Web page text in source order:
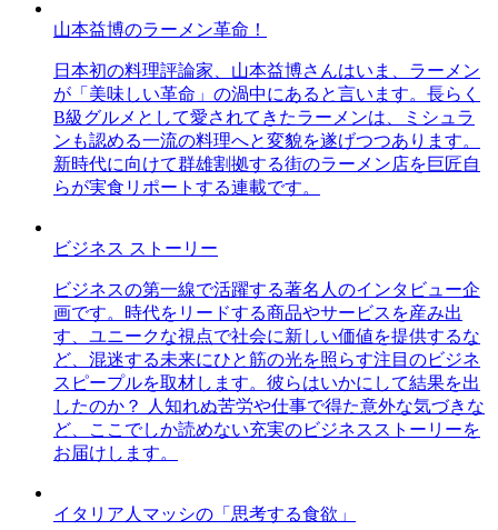
山本益博のラーメン革命！
日本初の料理評論家、山本益博さんはいま、ラーメン
が「美味しい革命」の渦中にあると言います。長らく
B級グルメとして愛されてきたラーメンは、ミシュラ
ンも認める一流の料理へと変貌を遂げつつあります。
新時代に向けて群雄割拠する街のラーメン店を巨匠自
らが実食リポートする連載です。
ビジネス ストーリー
ビジネスの第一線で活躍する著名人のインタビュー企
画です。時代をリードする商品やサービスを産み出
す、ユニークな視点で社会に新しい価値を提供するな
ど、混迷する未来にひと筋の光を照らす注目のビジネ
スピープルを取材します。彼らはいかにして結果を出
したのか？ 人知れぬ苦労や仕事で得た意外な気づきな
ど、ここでしか読めない充実のビジネスストーリーを
お届けします。
イタリア人マッシの「思考する食欲」